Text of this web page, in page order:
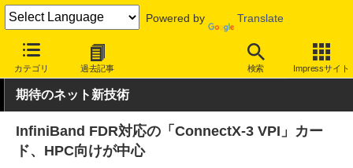
Powered by Translate
カテゴリ 過去記事 検索 Impressサイト
INTERNET Watch トピック 技術/規格
期待のネット新技術
InfiniBand FDR対応の「ConnectX-3 VPI」カー
ド、HPC向けが中心